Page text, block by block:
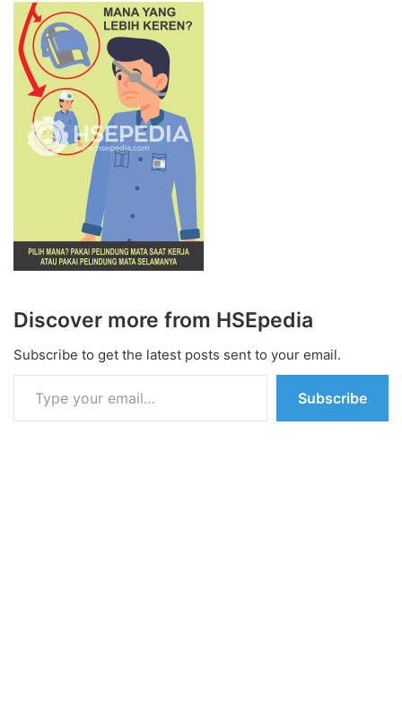
Discover more from HSEpedia
Subscribe to get the latest posts sent to your email.
Type your email…
Subscribe